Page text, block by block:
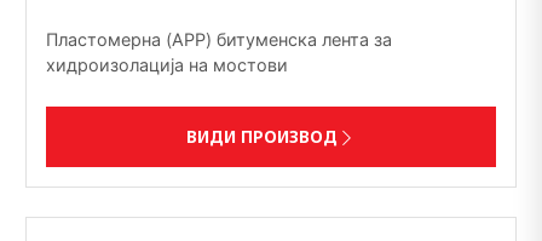
Пластомерна (APP) битуменска лента за
хидроизолација на мостови
ВИДИ ПРОИЗВОД